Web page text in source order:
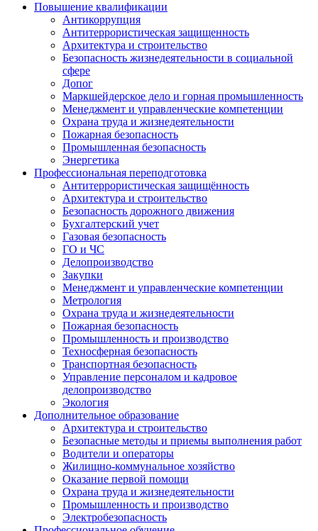
Повышение квалификации
Антикоррупция
Антитеррористическая защищенность
Архитектура и строительство
Безопасность жизнедеятельности в социальной
сфере
Допог
Маркшейдерское дело и горная промышленность
Менеджмент и управленческие компетенции
Охрана труда и жизнедеятельности
Пожарная безопасность
Промышленная безопасность
Энергетика
Профессиональная переподготовка
Антитеррористическая защищённость
Архитектура и строительство
Безопасность дорожного движения
Бухгалтерский учет
Газовая безопасность
ГО и ЧС
Делопроизводство
Закупки
Менеджмент и управленческие компетенции
Метрология
Охрана труда и жизнедеятельности
Пожарная безопасность
Промышленность и производство
Техносферная безопасность
Транспортная безопасность
Управление персоналом и кадровое
делопроизводство
Экология
Дополнительное образование
Архитектура и строительство
Безопасные методы и приемы выполнения работ
Водители и операторы
Жилищно-коммунальное хозяйство
Оказание первой помощи
Охрана труда и жизнедеятельности
Промышленность и производство
Электробезопасность